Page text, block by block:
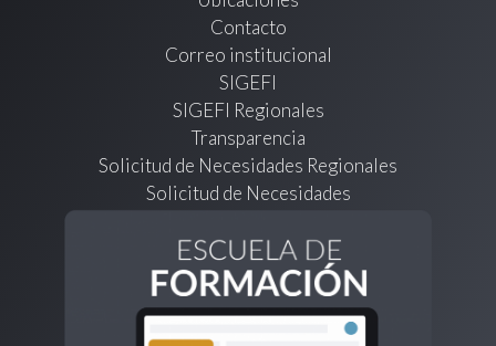
Contacto
Correo institucional
SIGEFI
SIGEFI Regionales
Transparencia
Solicitud de Necesidades Regionales
Solicitud de Necesidades